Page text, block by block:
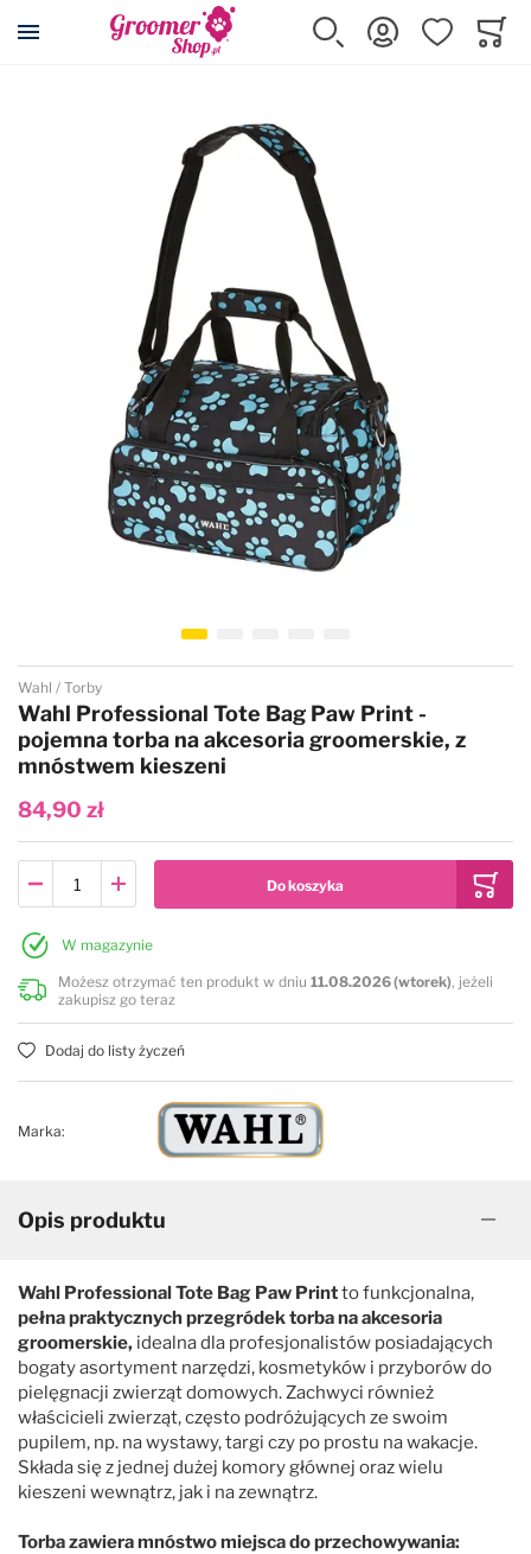
Przejdź na stronę główną
Szukaj Zaloguj sięUlubione
Przejdź na początek galerii
Wahl Torby
Wahl Professional Tote Bag Paw Print -
pojemna torba na akcesoria groomerskie, z
mnóstwem kieszeni
84,90 zł
W magazynie
Możesz otrzymać ten produkt w dniu 11.08.2026 (wtorek), jeżeli
zakupisz go teraz
Dodaj do listy życzeń
Marka:
Opis produktu
Wahl Professional Tote Bag Paw Printto funkcjonalna,
pełna praktycznych przegródek torba na akcesoria
groomerskie, idealna dla profesjonalistów posiadających
bogaty asortyment narzędzi, kosmetyków i przyborów do
pielęgnacji zwierząt domowych. Zachwyci również
właścicieli zwierząt, często podróżujących ze swoim
pupilem, np. na wystawy, targi czy po prostu na wakacje.
Składa się z jednej dużej komory głównej oraz wielu
kieszeni wewnątrz, jak i na zewnątrz.
Torba zawiera mnóstwo miejsca do przechowywania: